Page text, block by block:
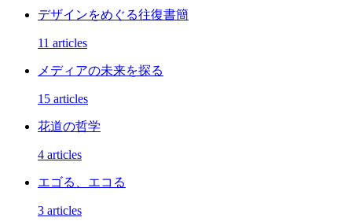
デザインをめぐる往復書簡
11 articles
メディアの未来を探る
15 articles
花道の哲学
4 articles
エゴる、エコる
3 articles